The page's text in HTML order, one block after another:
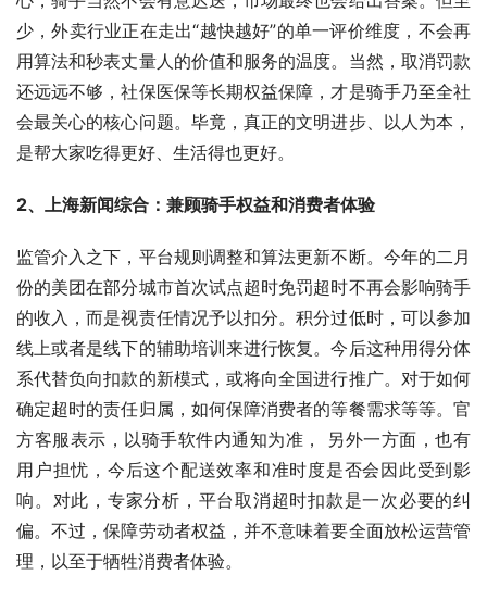
少，外卖行业正在走出“越快越好”的单一评价维度，不会再
用算法和秒表丈量人的价值和服务的温度。当然，取消罚款
还远远不够，社保医保等长期权益保障，才是骑手乃至全社
会最关心的核心问题。毕竟，真正的文明进步、以人为本，
是帮大家吃得更好、生活得也更好。
2、上海新闻综合：兼顾骑手权益和消费者体验
监管介入之下，平台规则调整和算法更新不断。今年的二月
份的美团在部分城市首次试点超时免罚超时不再会影响骑手
的收入，而是视责任情况予以扣分。积分过低时，可以参加
线上或者是线下的辅助培训来进行恢复。今后这种用得分体
系代替负向扣款的新模式，或将向全国进行推广。对于如何
确定超时的责任归属，如何保障消费者的等餐需求等等。官
方客服表示，以骑手软件内通知为准， 另外一方面，也有
用户担忧，今后这个配送效率和准时度是否会因此受到影
响。对此，专家分析，平台取消超时扣款是一次必要的纠
偏。不过，保障劳动者权益，并不意味着要全面放松运营管
理，以至于牺牲消费者体验。